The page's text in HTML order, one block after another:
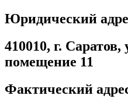
Юридический
410010, г.
помещение 11
Фактический